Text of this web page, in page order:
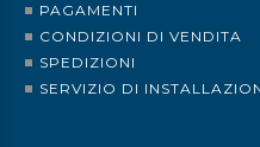
PAGAMENTI
CONDIZIONI DI VENDITA
SPEDIZIONI
SERVIZIO DI